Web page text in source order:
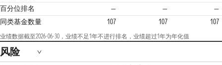
百分位排名 — —
—
同类基金数量
107 107 107
业绩数据截至2026-06-30，业绩不足1年不进行排名，业绩超过1年为年化值
风险